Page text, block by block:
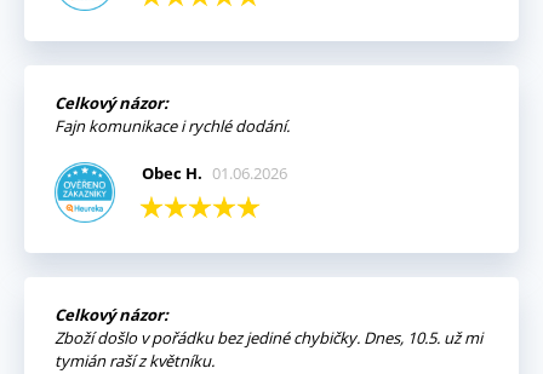
Celkový názor:
Fajn komunikace i rychlé dodání.
Obec H. 01.06.2026
Celkový názor:
Zboží došlo v pořádku bez jediné chybičky. Dnes, 10.5. už mi
tymián raší z květníku.